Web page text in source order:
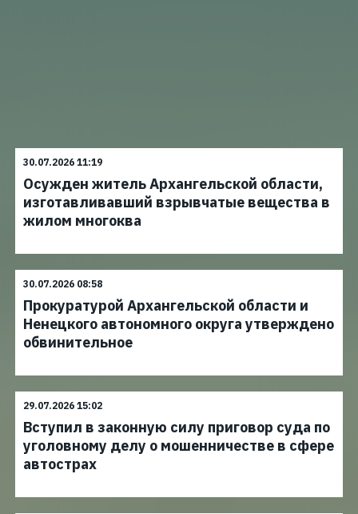
30.07.2026 11:19
Осужден житель Архангельской области,
изготавливавший взрывчатые вещества в
жилом многоква
30.07.2026 08:58
Прокуратурой Архангельской области и
Ненецкого автономного округа утверждено
обвинительное
29.07.2026 15:02
Вступил в законную силу приговор суда по
уголовному делу о мошенничестве в сфере
автострах